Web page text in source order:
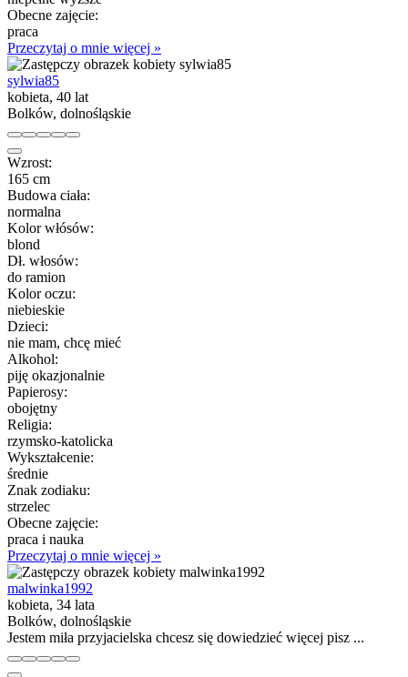
Obecne zajęcie:
praca
Przeczytaj o mnie więcej »
sylwia85
kobieta, 40 lat
Bolków, dolnośląskie
Wzrost:
165 cm
Budowa ciała:
normalna
Kolor włósów:
blond
Dł. włosów:
do ramion
Kolor oczu:
niebieskie
Dzieci:
nie mam, chcę mieć
Alkohol:
piję okazjonalnie
Papierosy:
obojętny
Religia:
rzymsko-katolicka
Wykształcenie:
średnie
Znak zodiaku:
strzelec
Obecne zajęcie:
praca i nauka
Przeczytaj o mnie więcej »
malwinka1992
kobieta, 34 lata
Bolków, dolnośląskie
Jestem miła przyjacielska chcesz się dowiedzieć więcej pisz ...